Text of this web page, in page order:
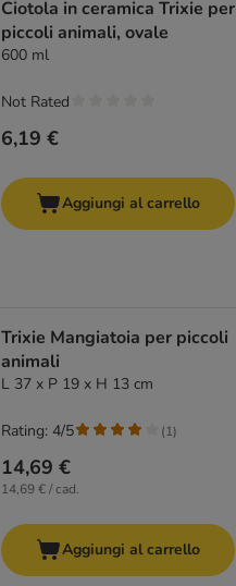
Ciotola in ceramica Trixie per
piccoli animali, ovale
600 ml
6,19 €
Not Rated
Aggiungi al carrello
Trixie Mangiatoia per piccoli
animali
L 37 x P 19 x H 13 cm
14,69 €
14,69 € / cad.
Rating: 4/5 (1)
Aggiungi al carrello